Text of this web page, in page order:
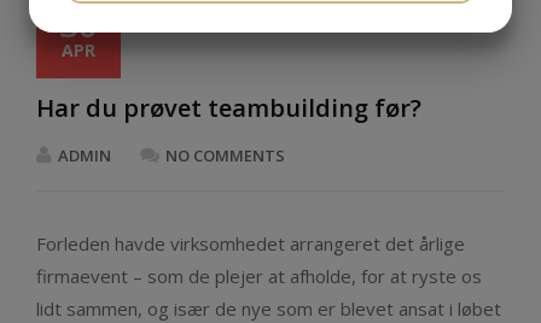
30
APR
Har du prøvet teambuilding før?
ADMIN NO COMMENTS
Forleden havde virksomhedet arrangeret det årlige
firmaevent – som de plejer at afholde, for at ryste os
lidt sammen, og især de nye som er blevet ansat i løbet